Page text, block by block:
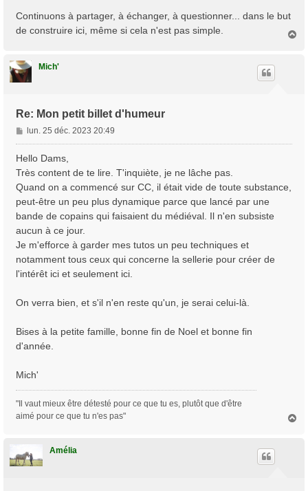
Continuons à partager, à échanger, à questionner... dans le but
de construire ici, même si cela n'est pas simple.
Mich'
Re: Mon petit billet d'humeur
M
e
s
s
g
e
lun. 25 déc. 2023 20:49
Hello Dams,
Très content de te lire. T'inquiète, je ne lâche pas.
Quand on a commencé sur CC, il était vide de toute substance,
peut-être un peu plus dynamique parce que lancé par une
bande de copains qui faisaient du médiéval. Il n'en subsiste
aucun à ce jour.
Je m'efforce à garder mes tutos un peu techniques et
notamment tous ceux qui concerne la sellerie pour créer de
l'intérêt ici et seulement ici.
On verra bien, et s'il n'en reste qu'un, je serai celui-là.
Bises à la petite famille, bonne fin de Noel et bonne fin
d'année.
Mich'
"Il vaut mieux être détesté pour ce que tu es, plutôt que d'être
aimé pour ce que tu n'es pas"
Amélia